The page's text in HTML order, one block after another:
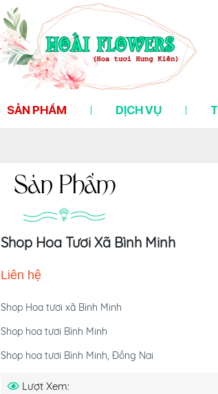
SẢN PHẨM DỊCH VỤ
Sản Phẩm
Shop Hoa Tươi Xã Bình Minh
Liên hệ
Shop Hoa tươi xã Bình Minh
Shop hoa tươi Bình Minh
Shop hoa tươi Bình Minh, Đồng Nai
Lượt Xem: